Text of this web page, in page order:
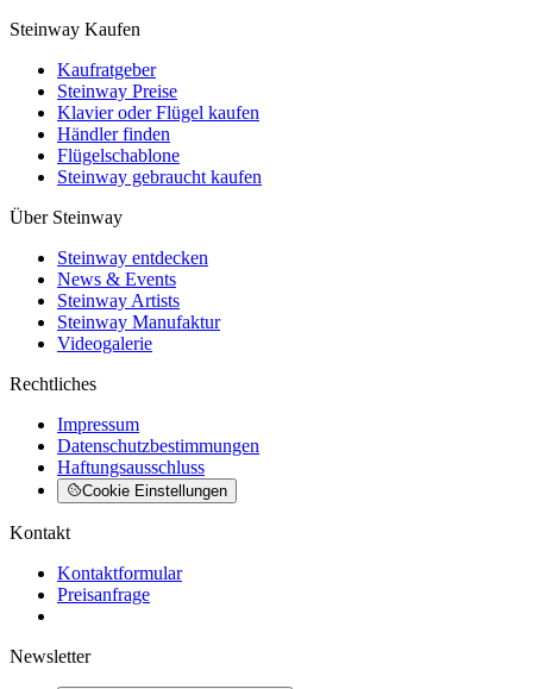
Steinway Kaufen
Kaufratgeber
Steinway Preise
Klavier oder Flügel kaufen
Händler finden
Flügelschablone
Steinway gebraucht kaufen
Über Steinway
Steinway entdecken
News & Events
Steinway Artists
Steinway Manufaktur
Videogalerie
Rechtliches
Impressum
Datenschutzbestimmungen
Haftungsausschluss
Cookie Einstellungen
Kontakt
Kontaktformular
Preisanfrage
Newsletter